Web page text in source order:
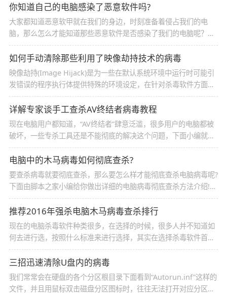
你知道自己的电脑感染了恶意软件吗?
大家都知道恶意软甲就在我们的身边，时刻准备着侵占我们的电
脑，那么怎么才能知道那些恶意软件是否感染了我们的电脑呢？一
起来看看吧
如何手动清除那些利用了映像劫持技术的病毒
映像劫持(Image Hijack)是为一些在默认系统环境中运行时可能引
发错误的程序执行体提供特殊的环境设定，在针对杀毒软件方面，
OSO病毒还采用了一种新技术就是映像劫持，通过这种技术就可以
将杀毒软件置于死地
详解专家谈手工查杀AV终结者病毒教程
现在电脑用户都知道，“AV终结者”肆意泛滥，很多用户的电脑都被
破坏，一些专杀工具还是不能彻底的解决这个问题，下面小编就为
大家介绍一下专家谈手工查杀AV终结者病毒教程，需要的朋友快来
看看吧
电脑中的木马病毒如何彻底查杀?
要查杀病毒就要彻底查杀，那么要怎么样才能彻底查杀电脑病毒呢?
下面由脚本之家小编给你做出详细的电脑病毒彻底查杀方法介绍!希
望对你有帮助
推荐2016年强杀电脑木马病毒查杀排行
现在的电脑杀毒软件种类很多，在选择的时候，很多人并不知道如
何去进行选，按照什么标准来进行选择，其实在选择杀毒软件首先
要看杀毒能力，其次可以根据杀毒软件的功能来进行判定排名，下
面就和大家一起来分析一下2016年的杀毒软件排行
三招迅速清除U盘内的病毒
我们常常会在硬盘的各个分区根目录下面看到“Autorun.inf”这样的
文件，并且用鼠标双击磁盘分区图标时，往往无法打开对应分区窗